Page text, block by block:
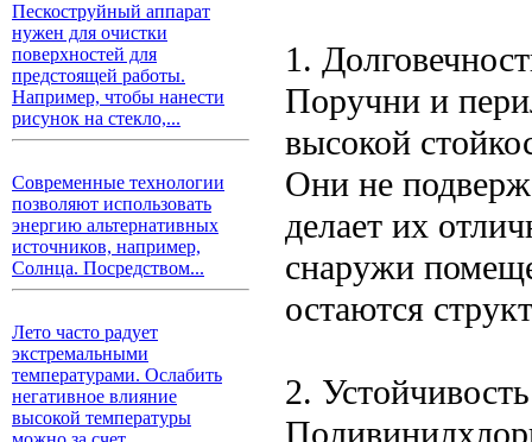
Пескоструйный аппарат
нужен для очистки
поверхностей для
предстоящей работы.
Например, чтобы нанести
рисунок на стекло,...
Современные технологии
позволяют использовать
энергию альтернативных
источников, например,
Солнца. Посредством...
Лето часто радует
экстремальными
температурами. Ослабить
негативное влияние
высокой температуры
1.
Поручни и
высокой
Они не
делает их
снаружи
остаются
2.